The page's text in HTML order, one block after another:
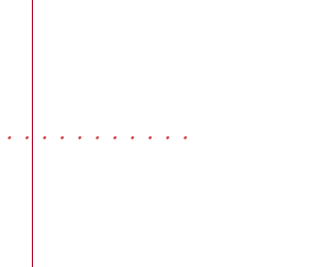
・・・・・・・・・・